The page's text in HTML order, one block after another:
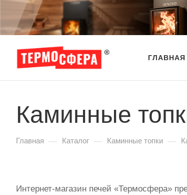
ГЛАВНАЯ
Каминные
Главная — Каталог — Каминные топки —
Интернет-магазин печей «Термосфера»